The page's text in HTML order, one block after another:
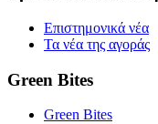
Επιστημονικά νέα
Τα νέα της αγοράς
Green Bites
Green Bites